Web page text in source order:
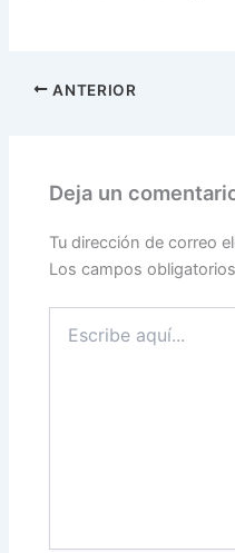
ANTERIOR
Deja un
Tu dirección de correo
Los campos
aquí...